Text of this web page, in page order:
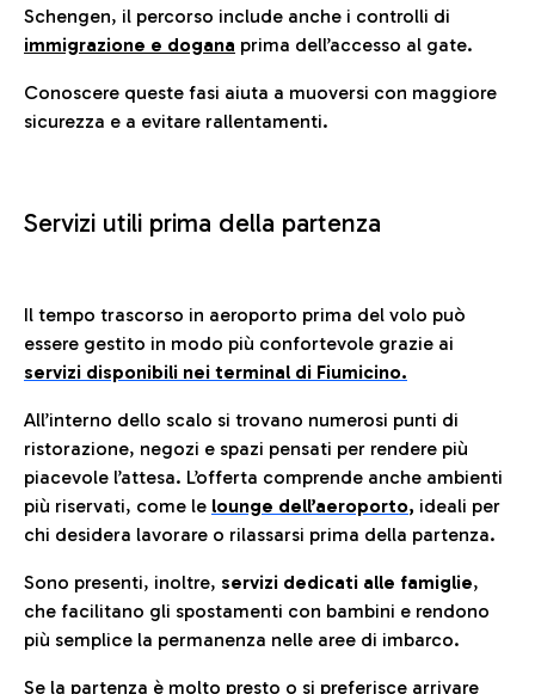
Schengen, il percorso include anche i controlli di
immigrazione e dogana prima dell’accesso al gate.
Conoscere queste fasi aiuta a muoversi con maggiore
sicurezza e a evitare rallentamenti.
Servizi utili prima della partenza
Il tempo trascorso in aeroporto prima del volo può
essere gestito in modo più confortevole grazie ai
servizi disponibili nei terminal di Fiumicino.
All’interno dello scalo si trovano numerosi punti di
ristorazione, negozi e spazi pensati per rendere più
piacevole l’attesa. L’offerta comprende anche ambienti
più riservati, come le lounge dell’aeroporto, ideali per
chi desidera lavorare o rilassarsi prima della partenza.
Sono presenti, inoltre, servizi dedicati alle famiglie,
che facilitano gli spostamenti con bambini e rendono
più semplice la permanenza nelle aree di imbarco.
Se la partenza è molto presto o si preferisce arrivare